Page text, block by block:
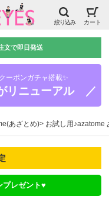
絞り込み カート
文で即日発送
ーポンガチャ搭載✨
リニューアル ／
あざとめ) お試し用♪azatome
プレゼント♥